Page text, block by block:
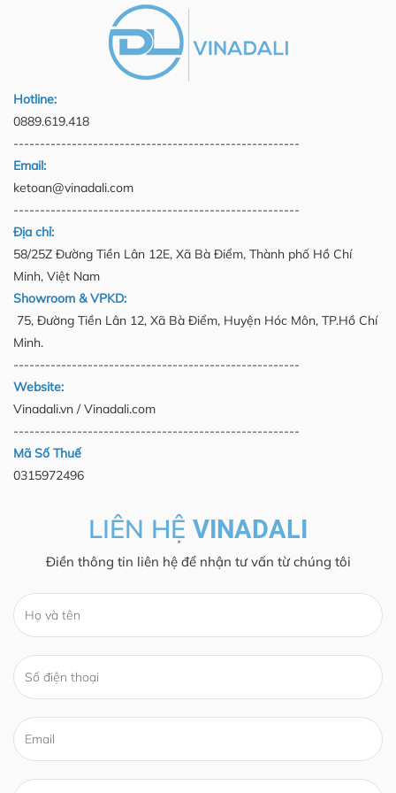
vượt trội và vận hành êm ái.
doanh nghiệp của bạn.
Hotline:
0889.619.418
------------------------------------------------------
Email:
ketoan@vinadali.com
------------------------------------------------------
Địa chỉ:
58/25Z Đường Tiền Lân 12E, Xã Bà Điểm, Thành phố Hồ Chí
Minh, Việt Nam
Showroom & VPKD:
75, Đường Tiền Lân 12, Xã Bà Điểm, Huyện Hóc Môn, TP.Hồ Chí
Minh.
------------------------------------------------------
Website:
Vinadali.vn / Vinadali.com
------------------------------------------------------
Mã Số Thuế
0315972496
LIÊN HỆ VINADALI
Điền thông tin liên hệ để nhận tư vấn từ chúng tôi